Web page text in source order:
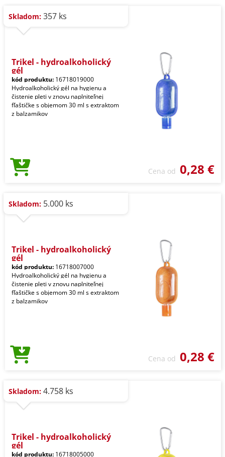
Skladom: 357 ks
Trikel - hydroalkoholický
gél
kód produktu: 16718019000
Hydroalkoholický gél na hygienu a
čistenie pleti v znovu naplniteľnej
fľaštičke s objemom 30 ml s extraktom
z balzamikov
Cena od 0,28 €
Skladom: 5.000 ks
Trikel - hydroalkoholický
gél
kód produktu: 16718007000
Hydroalkoholický gél na hygienu a
čistenie pleti v znovu naplniteľnej
fľaštičke s objemom 30 ml s extraktom
z balzamikov
Cena od 0,28 €
Skladom: 4.758 ks
Trikel - hydroalkoholický
gél
kód produktu: 16718005000